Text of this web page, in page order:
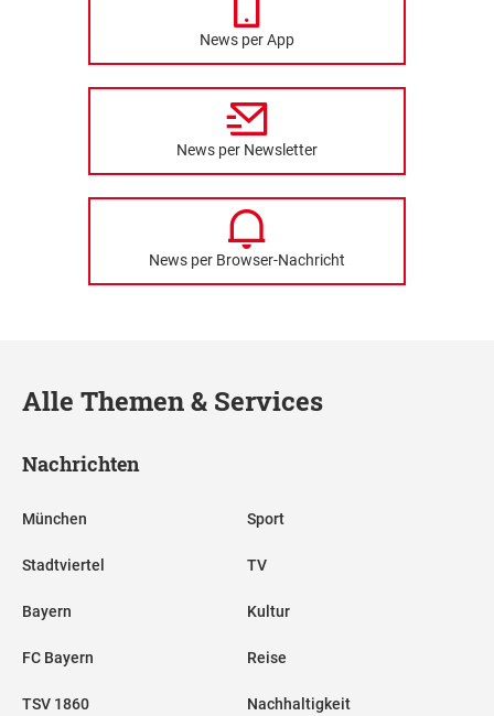
News per App
News per Newsletter
News per Browser-Nachricht
Alle Themen & Services
Nachrichten
München
Stadtviertel
Bayern
FC Bayern
TSV 1860
Sport
TV
Kultur
Reise
Nachhaltigkeit